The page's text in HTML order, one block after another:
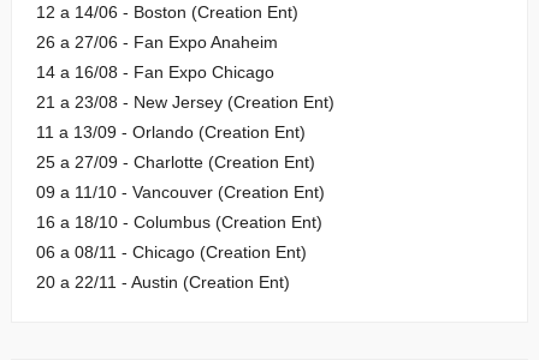
12 a 14/06 - Boston (Creation Ent)
26 a 27/06 - Fan Expo Anaheim
14 a 16/08 - Fan Expo Chicago
21 a 23/08 - New Jersey (Creation Ent)
11 a 13/09 - Orlando (Creation Ent)
25 a 27/09 - Charlotte (Creation Ent)
09 a 11/10 - Vancouver (Creation Ent)
16 a 18/10 - Columbus (Creation Ent)
06 a 08/11 - Chicago (Creation Ent)
20 a 22/11 - Austin (Creation Ent)